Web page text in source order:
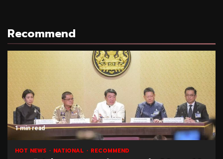
Recommend
1 min read
HOT NEWS NATIONAL RECOMMEND